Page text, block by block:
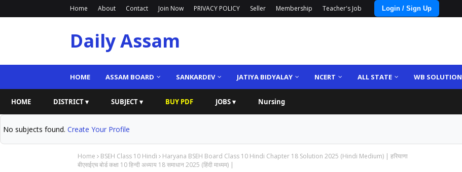
Home About Contact Join Now PRIVACY POLICY Seller Membership Teacher's Job Login / Sign Up
Daily Assam
HOME ASSAM BOARD SANKARDEV JATIYA BIDYALAY NCERT ALL STATE WB SOLUTION
HOME DISTRICT ▾ SUBJECT ▾ BUY PDF JOBS ▾ Nursing
No subjects found. Create Your Profile
Home BSEH Class 10 Hindi
Haryana BSEH Board Class 10 Hindi Chapter 18 Solution 2025 (Hindi Medium) | हरियाणा
बीएसईएच बोर्ड कक्षा 10 हिन्दी अध्याय 18 समाधान 2025 (हिंदी माध्यम) |